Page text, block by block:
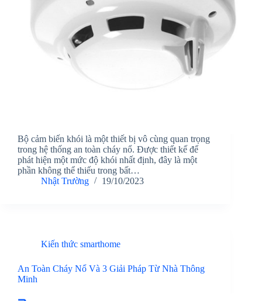
Bộ cảm biến khói là một thiết bị vô cùng quan trọng
trong hệ thống an toàn cháy nổ. Được thiết kế để
phát hiện một mức độ khói nhất định, đây là một
phần không thể thiếu trong bất…
Nhật Trường
19/10/2023
Kiến thức smarthome
An Toàn Cháy Nổ Và 3 Giải Pháp Từ Nhà Thông
Minh